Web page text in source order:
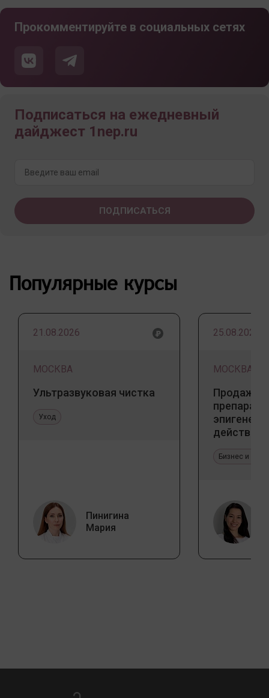
Прокомментируйте в социальных сетях
Подписаться на ежедневный
дайджест 1nep.ru
Популярные курсы
21.08.2026
МОСКВА
Ультразвуковая чистка
Уход
Пинигина
Мария
25.08.2026
МОСКВА
Продажа
действия
Бизнес и